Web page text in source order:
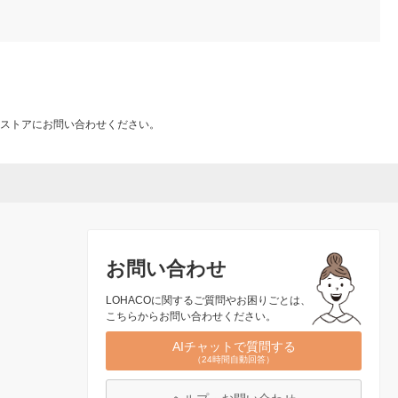
トアにお問い合わせください。
お問い合わせ
LOHACOに関するご質問やお困りごとは、
こちらからお問い合わせください。
AIチャットで質問する
（24時間自動回答）